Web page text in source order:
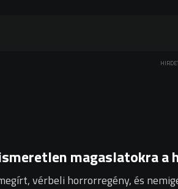
magaslatokra
vérbeli horrorregény, és